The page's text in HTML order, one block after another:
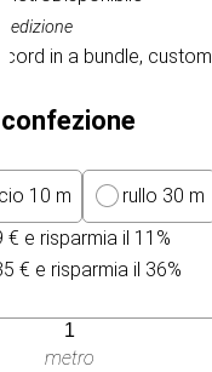
in a bundle,
10 m rullo 30 m
e risparmia il 11%
€ e risparmia il 36%
metro